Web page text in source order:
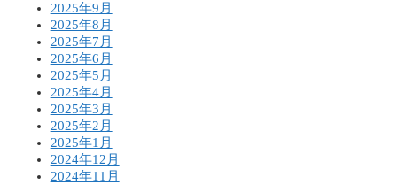
2025年9月
2025年8月
2025年7月
2025年6月
2025年5月
2025年4月
2025年3月
2025年2月
2025年1月
2024年12月
2024年11月